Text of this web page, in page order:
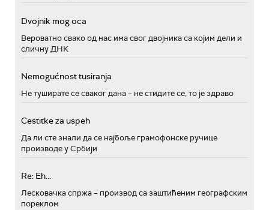
Dvojnik mog oca
Вероватно свако од нас има свог двојника са којим дели и
сличну ДНК
Nemogućnost tusiranja
Не туширате се сваког дана – не стидите се, то је здраво
Cestitke za uspeh
Да ли сте знали да се најбоље грамофонске ручице
производе у Србији
Re: Eh...
Лесковачка спржа – производ са заштићеним географским
пореклом